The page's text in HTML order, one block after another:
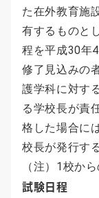
た在外教育施
有するものと
程を平成30年
修了見込みの
護学科に対す
る学校長が責
格した場合に
校長が発行す
（注）1校か
試験日程